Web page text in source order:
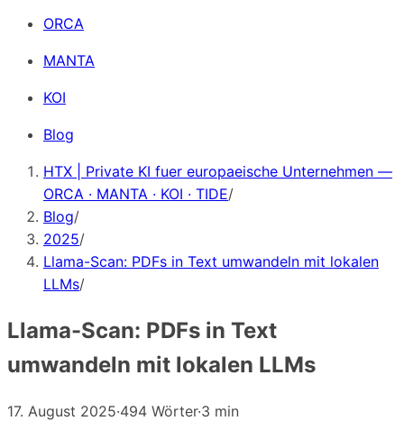
ORCA
MANTA
KOI
Blog
HTX | Private KI fuer europaeische Unternehmen —
ORCA · MANTA · KOI · TIDE/
Blog/
2025/
Llama-Scan: PDFs in Text umwandeln mit lokalen
LLMs/
Llama-Scan: PDFs in Text
umwandeln mit lokalen LLMs
17. August 2025·494 Wörter·3 min